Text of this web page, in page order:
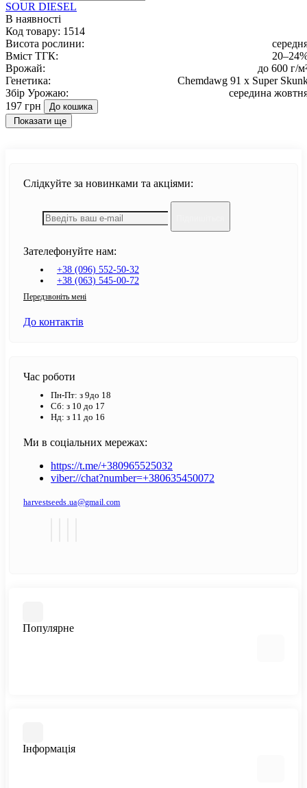
SOUR DIESEL
В наявності
Код товару: 1514
Висота рослини:
Вміст ТГК:
Врожай:
до 600 г/
Генетика:
Chemdawg 91 x Super
Збір Урожаю:
середина
197 грн
До кошика
Показати ще
Слідкуйте за новинками та акціями:
Зателефонуйте нам:
+38 (096) 552-50-32
+38 (063) 545-00-72
Передзвоніть мені
До контактів
Час роботи
Пн-Пт: з 9до 18
Сб: з 10 до 17
Нд: з 11 до 16
Ми в соціальних мережах:
https://t.me/+380965525032
viber://chat?number=+380635450072
harvestseeds.ua@gmail.com
Популярне
Фемінізовані
Інформація